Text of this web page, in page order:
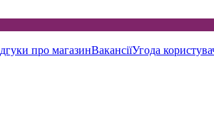
про магазинВакансіїУгода